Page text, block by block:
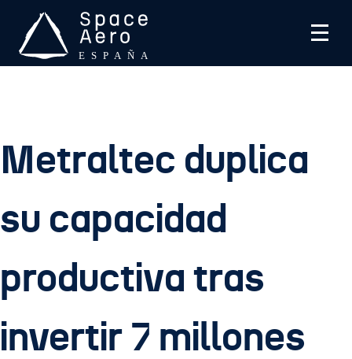
contentSpace Aero España
SPACE Aero es una asociación sin ánimo de lucro que
Metraltec duplica
su capacidad
productiva tras
invertir 7 millones